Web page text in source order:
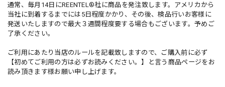
通常、毎月14日にREENTEL®︎社に商品を発注致します。アメリカから
当社に到着するまでには5日程度かかり、その後、検品行いお客様に
発送いたしますので最大３週間程度要する場合もございます。予めご
了承ください。
ご利用にあたり当店のルールを記載致しますので、ご購入前に必ず
【初めてご利用の方は必ずお読みください。】と言う商品ページをお
読み頂きます様お願い申し上げます。